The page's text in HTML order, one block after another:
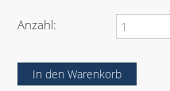
d
e
Anzahl: